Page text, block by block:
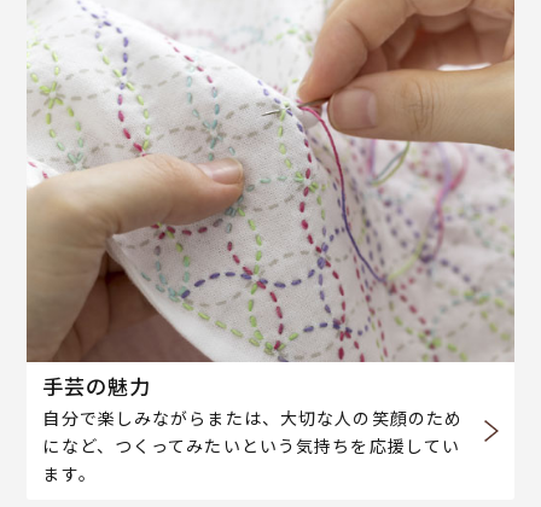
手芸の魅力
自分で楽しみながらまたは、大切な人の笑顔のため
になど、つくってみたいという気持ちを応援してい
ます。